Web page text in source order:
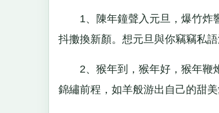
1、陳年鐘聲入元旦，爆竹炸響
抖擻換新顏。想元旦與你竊竊私
2、猴年到，猴年好，猴年鞭炮
錦繡前程，如羊般游出自己的甜